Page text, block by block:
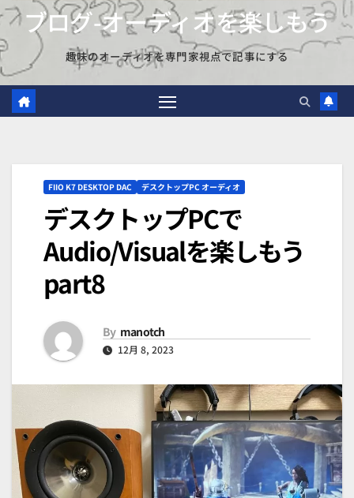
ブログ-オーディオを楽しもう
趣味のオーディオを専門家視点で記事にする
FIIO K7 DESKTOP DAC デスクトップPC オーディオ
デスクトップPCで
Audio/Visualを楽しもう
part8
By manotch
12月 8, 2023